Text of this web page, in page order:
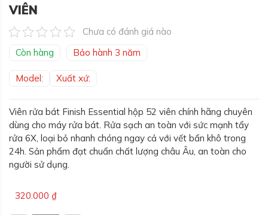
VIÊN
Chưa có đánh giá nào
Còn hàng
Bảo hành 3 năm
Model: Xuất xứ:
Viên rửa bát Finish Essential hộp 52 viên chính hãng chuyên
dùng cho máy rửa bát. Rửa sạch an toàn với sức mạnh tẩy
rửa 6X, loại bỏ nhanh chóng ngay cả với vết bẩn khô trong
24h. Sản phẩm đạt chuẩn chất lượng châu Âu, an toàn cho
người sử dụng.
320.000 ₫